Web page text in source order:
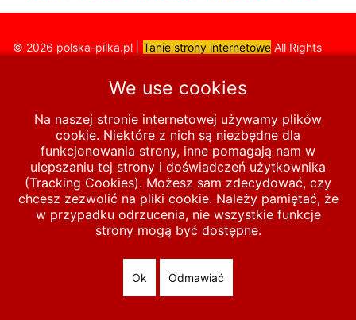
© 2026 polska-pilka.pl Tanie strony internetowe All Rights
We use cookies
Na naszej stronie internetowej używamy plików
cookie. Niektóre z nich są niezbędne dla
funkcjonowania strony, inne pomagają nam w
ulepszaniu tej strony i doświadczeń użytkownika
(Tracking Cookies). Możesz sam zdecydować, czy
chcesz zezwolić na pliki cookie. Należy pamiętać, że
w przypadku odrzucenia, nie wszystkie funkcje
strony mogą być dostępne.
Ok Odmawiać